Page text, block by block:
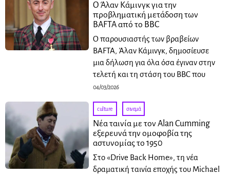
Ο Άλαν Κάμινγκ για την
προβληματική μετάδοση των
BAFTA από το BBC
Ο παρουσιαστής των βραβείων
BAFTA, Άλαν Κάμινγκ, δημοσίευσε
μια δήλωση για όλα όσα έγιναν στην
τελετή και τη στάση του BBC που
04/03/2026
culture · σινεμά
Νέα ταινία με τον Alan Cumming
εξερευνά την ομοφοβία της
αστυνομίας το 1950
Στο «Drive Back Home», τη νέα
δραματική ταινία εποχής του Michael